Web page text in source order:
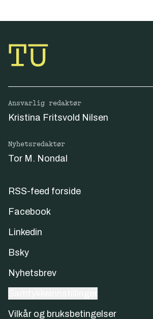
Ansvarlig redaktør
Kristina Fritsvold Nilsen
Nyhetsredaktør
Tor M. Nondal
RSS-feed forside
Facebook
Linkedin
Bsky
Nyhetsbrev
Vilkår og bruksbetingelser